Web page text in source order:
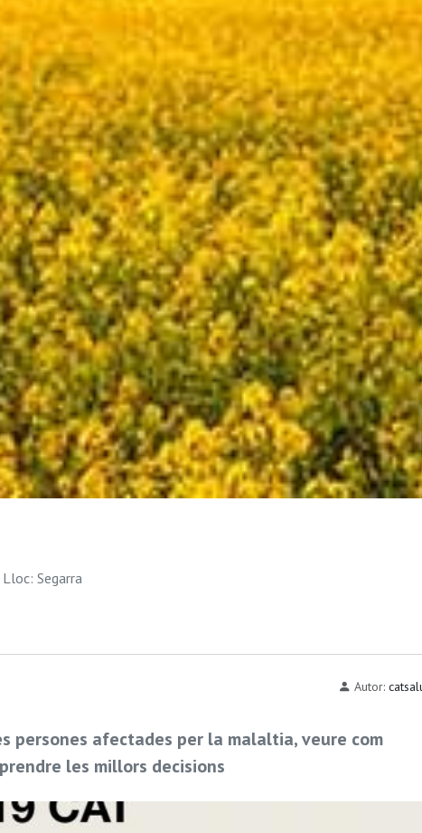
Lloc: Segarra
Autor:
persones afectades per la malaltia, veure com
les millors decisions